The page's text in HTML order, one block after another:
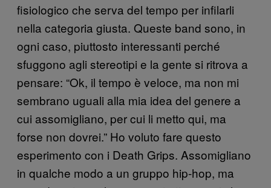
fisiologico che serva del tempo per infilarli
nella categoria giusta. Queste band sono, in
ogni caso, piuttosto interessanti perché
sfuggono agli stereotipi e la gente si ritrova a
pensare: “Ok, il tempo è veloce, ma non mi
sembrano uguali alla mia idea del genere a
cui assomigliano, per cui li metto qui, ma
forse non dovrei.” Ho voluto fare questo
esperimento con i Death Grips. Assomigliano
in qualche modo a un gruppo hip-hop, ma